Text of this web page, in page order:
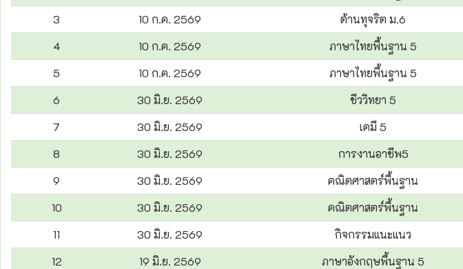
3
10 ก.ค. 2569 ต้านทุจริต ม.6
4
10 ก.ค. 2569 ภาษาไทยพื้นฐาน 5
5
10 ก.ค. 2569 ภาษาไทยพื้นฐาน 5
6
30 มิ.ย. 2569 ชีววิทยา 5
7
30 มิ.ย. 2569 เคมี 5
8
30 มิ.ย. 2569 การงานอาชีพ5
9
30 มิ.ย. 2569 คณิตศาสตร์พื้นฐาน
10
30 มิ.ย. 2569 คณิตศาสตร์พื้นฐาน
11
30 มิ.ย. 2569 กิจกรรมแนะแนว
12
19 มิ.ย. 2569 ภาษาอังกฤษพื้นฐาน 5